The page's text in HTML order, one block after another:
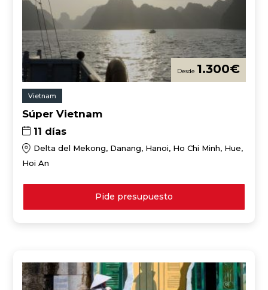
1.300€
Vietnam
Súper Vietnam
11 días
Delta del Mekong, Danang, Hanoi, Ho Chi Minh, Hue,
Hoi An
Pide presupuesto